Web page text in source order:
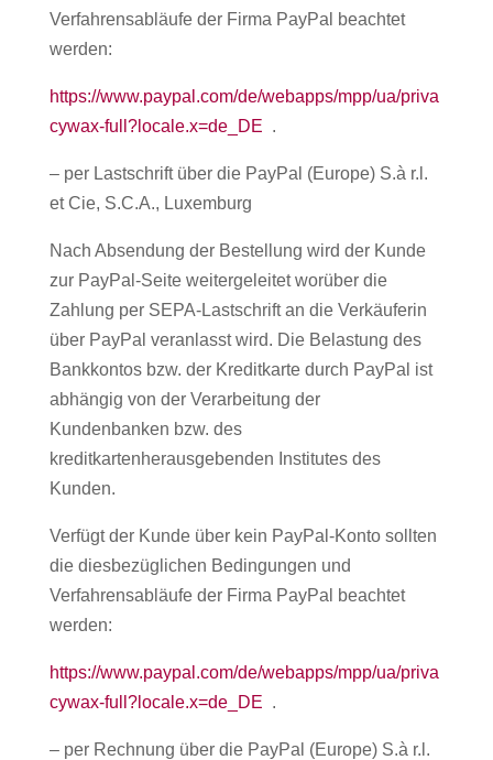
Verfahrensabläufe der Firma PayPal beachtet
werden:
https://www.paypal.com/de/webapps/mpp/ua/priva
cywax-full?locale.x=de_DE .
– per Lastschrift über die PayPal (Europe) S.à r.l.
et Cie, S.C.A., Luxemburg
Nach Absendung der Bestellung wird der Kunde
zur PayPal-Seite weitergeleitet worüber die
Zahlung per SEPA-Lastschrift an die Verkäuferin
über PayPal veranlasst wird. Die Belastung des
Bankkontos bzw. der Kreditkarte durch PayPal ist
abhängig von der Verarbeitung der
Kundenbanken bzw. des
kreditkartenherausgebenden Institutes des
Kunden.
Verfügt der Kunde über kein PayPal-Konto sollten
die diesbezüglichen Bedingungen und
Verfahrensabläufe der Firma PayPal beachtet
werden:
https://www.paypal.com/de/webapps/mpp/ua/priva
cywax-full?locale.x=de_DE .
– per Rechnung über die PayPal (Europe) S.à r.l.